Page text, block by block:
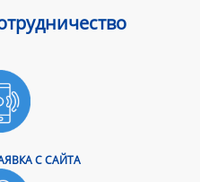
С САЙТА